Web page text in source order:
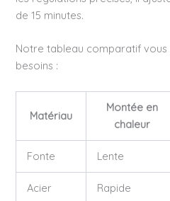
de 15 minutes.
Notre tableau comparatif
besoins :
Matériau
Montée en
chaleur
Fonte Lente
Acier Rapide